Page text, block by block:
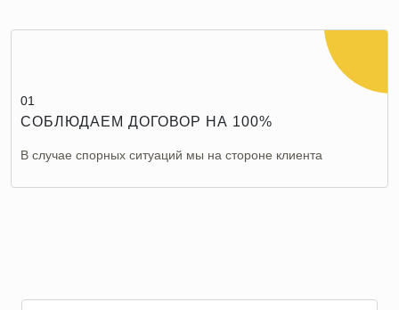
01
СОБЛЮДАЕМ ДОГОВОР НА 100%
В случае спорных ситуаций мы на стороне клиента